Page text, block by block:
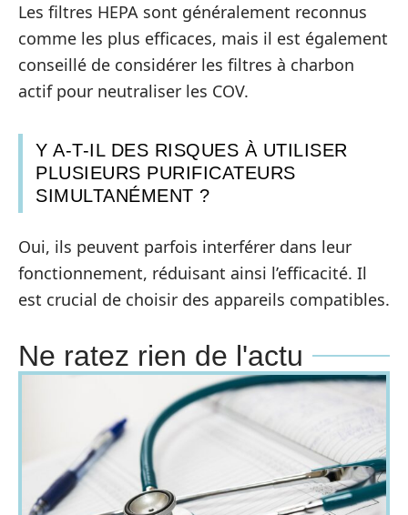
Les filtres HEPA sont généralement reconnus
comme les plus efficaces, mais il est également
conseillé de considérer les filtres à charbon
actif pour neutraliser les COV.
Y A-T-IL DES RISQUES À UTILISER
PLUSIEURS PURIFICATEURS
SIMULTANÉMENT ?
Oui, ils peuvent parfois interférer dans leur
fonctionnement, réduisant ainsi l’efficacité. Il
est crucial de choisir des appareils compatibles.
Ne ratez rien de l'actu